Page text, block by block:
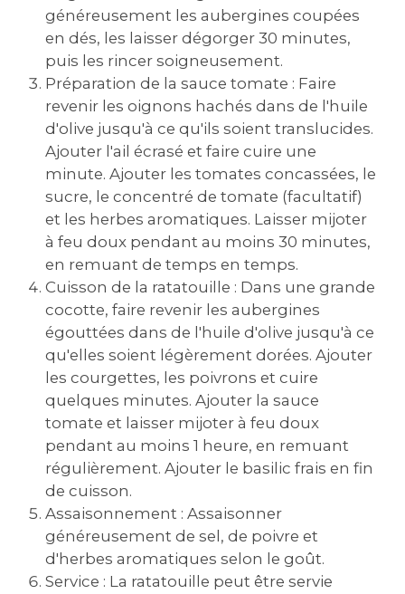
généreusement les aubergines coupées
en dés‚ les laisser dégorger 30 minutes‚
puis les rincer soigneusement.
Préparation de la sauce tomate : Faire
revenir les oignons hachés dans de l'huile
d'olive jusqu'à ce qu'ils soient translucides.
Ajouter l'ail écrasé et faire cuire une
minute. Ajouter les tomates concassées‚ le
sucre‚ le concentré de tomate (facultatif)
et les herbes aromatiques. Laisser mijoter
à feu doux pendant au moins 30 minutes‚
en remuant de temps en temps.
Cuisson de la ratatouille : Dans une grande
cocotte‚ faire revenir les aubergines
égouttées dans de l'huile d'olive jusqu'à ce
qu'elles soient légèrement dorées. Ajouter
les courgettes‚ les poivrons et cuire
quelques minutes. Ajouter la sauce
tomate et laisser mijoter à feu doux
pendant au moins 1 heure‚ en remuant
régulièrement. Ajouter le basilic frais en fin
de cuisson.
Assaisonnement : Assaisonner
généreusement de sel‚ de poivre et
d'herbes aromatiques selon le goût.
Service : La ratatouille peut être servie